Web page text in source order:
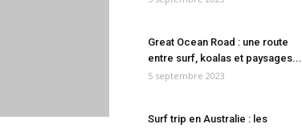
Great Ocean Road : une route
entre surf, koalas et paysages...
5 septembre 2023
Surf trip en Australie : les